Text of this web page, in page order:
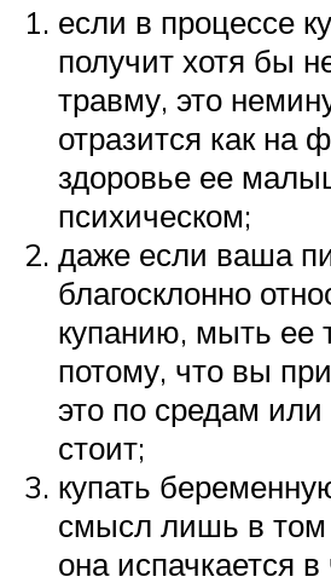
если в процессе
получит хотя бы
травму, это
отразится как на
здоровье ее
психическом;
даже если ваша
благосклонно
купанию, мыть ее
потому, что вы
это по средам
стоит;
купать
смысл лишь в том
она испачкается